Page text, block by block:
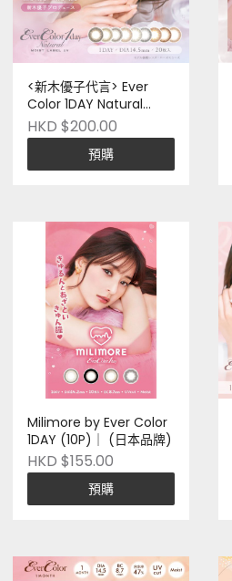
<新木優子代言> Ever
Color 1DAY Natural
Moist Label UV 新色
(20P)｜(日本品牌)
HKD $200.00
預購
Milimore by Ever Color
1DAY (10P)｜ (日本品牌)
HKD $155.00
預購